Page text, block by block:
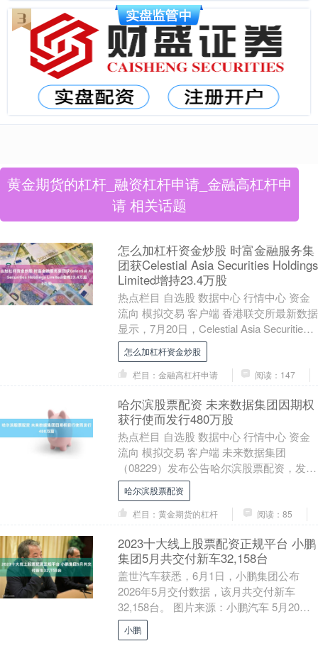
黄金期货的杠杆_融资杠杆申请_金融高杠杆申
请 相关话题
怎么加杠杆资金炒股 时富金融服务集
团获Celestial Asia Securities Holdings
Limited增持23.4万股
热点栏目 自选股 数据中心 行情中心 资金
流向 模拟交易 客户端 香港联交所最新数据
显示，7月20日，Celestial Asia Securities
Hol....
怎么加杠杆资金炒股
栏目：金融高杠杆申请
阅读：147
哈尔滨股票配资 未来数据集团因期权
获行使而发行480万股
热点栏目 自选股 数据中心 行情中心 资金
流向 模拟交易 客户端 未来数据集团
（08229）发布公告哈尔滨股票配资，发行
人于2026年7月21日在非董事的合资格....
哈尔滨股票配资
栏目：黄金期货的杠杆
阅读：85
2023十大线上股票配资正规平台 小鹏
集团5月共交付新车32,158台
盖世汽车获悉，6月1日，小鹏集团公布
2026年5月交付数据，该月共交付新车
32,158台。 图片来源：小鹏汽车 5月20
日，新车型小鹏GX正式上市并开启交付。
该....
小鹏